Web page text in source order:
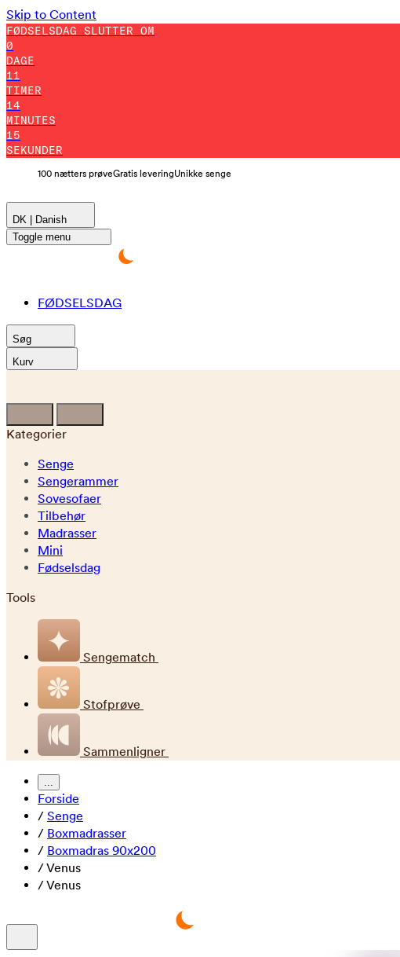
Skip to Content
FØDSELSDAG SLUTTER OM
0
DAGE
11
TIMER
14
MINUTES
13
SEKUNDER
100 nætters prøveGratis leveringUnikke senge
DK | Danish
Toggle menu
FØDSELSDAG
Søg
Kurv
Kategorier
Senge
Sengerammer
Sovesofaer
Tilbehør
Madrasser
Mini
Fødselsdag
Tools
Sengematch
Stofprøve
Sammenligner
...
Forside
/ Senge
/ Boxmadrasser
/ Boxmadras 90x200
/Venus
/Venus